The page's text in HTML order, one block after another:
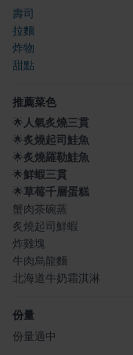
壽司
拉麵
炸物
甜點
推薦菜色
🌟 人氣炙燒三貫
🌟炙燒起司鮭魚
🌟炙燒羅勒鮭魚
🌟鮮蝦三貫
🌟草莓千層蛋糕
蟹肉茶碗蒸
炙燒起司鮮蝦
炸雞塊
牛肉烏龍麵
北海道牛奶霜淇淋
份量
份量適中